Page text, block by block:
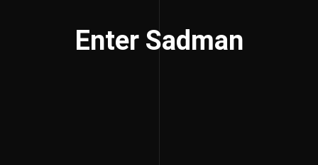
Enter Sadman